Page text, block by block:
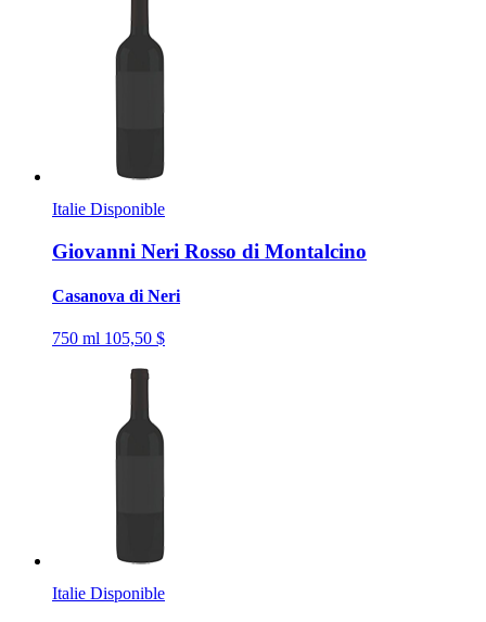
Italie Disponible
Giovanni Neri Rosso di Montalcino
Casanova di Neri
750 ml 105,50 $
Italie Disponible